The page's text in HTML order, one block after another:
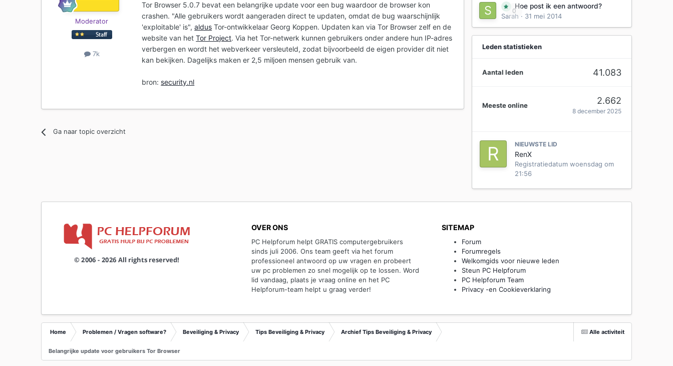
Moderator
7k
Tor Browser 5.0.7 bevat een belangrijke update voor een bug waardoor de browser kon
crashen. "Alle gebruikers wordt aangeraden direct te updaten, omdat de bug waarschijnlijk
'exploitable' is",aldus Tor-ontwikkelaar Georg Koppen. Updaten kan via Tor Browser zelf en de
website van hetTor Project. Via het Tor-netwerk kunnen gebruikers onder andere hun IP-adres
verbergen en wordt het webverkeer versleuteld, zodat bijvoorbeeld de eigen provider dit niet
kan bekijken. Dagelijks maken er 2,5 miljoen mensen gebruik van.
bron: security.nl
Ga naar topic overzicht
0
Hoe post ik een antwoord?
Sarah · 31 mei 2014
Leden statistieken
Aantal leden 41.083
Meeste online 2.662
8 december 2025
NIEUWSTE LID
RenX
Registratiedatum woensdag om
21:56
OVER ONS
PC Helpforum helpt GRATIS computergebruikers
sinds juli 2006. Ons team geeft via het forum
professioneel antwoord op uw vragen en probeert
uw pc problemen zo snel mogelijk op te lossen. Word
lid vandaag, plaats je vraag online en het PC
Helpforum-team helpt u graag verder!
SITEMAP
Forum
Forumregels
Welkomgids voor nieuwe leden
Steun PC Helpforum
PC Helpforum Team
Privacy -en Cookieverklaring
Alle activiteit
Home Problemen / Vragen software? Beveiliging & Privacy Tips Beveiliging & Privacy Archief Tips Beveiliging & Privacy
Belangrijke update voor gebruikers Tor Browser